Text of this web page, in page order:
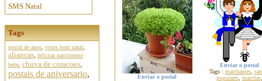
SMS Natal
Tags
postal de anos votos bom natal
aliancas, felicitar nascimento
bebe chuva de coracoes,
postais de aniversario,
Enviar o postal
Enviar o postal
Tags : marchantes
populares, marchas,